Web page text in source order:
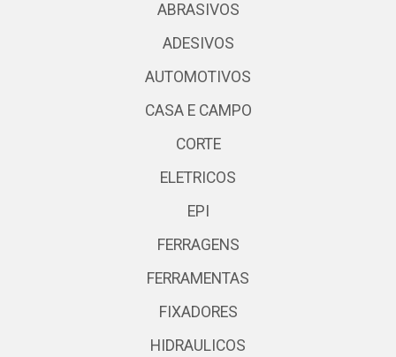
ABRASIVOS
ADESIVOS
AUTOMOTIVOS
CASA E CAMPO
CORTE
ELETRICOS
EPI
FERRAGENS
FERRAMENTAS
FIXADORES
HIDRAULICOS